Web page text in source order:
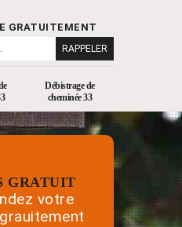
GRATUITEMENT
Débistrage de
cheminée 33
GRATUIT
votre